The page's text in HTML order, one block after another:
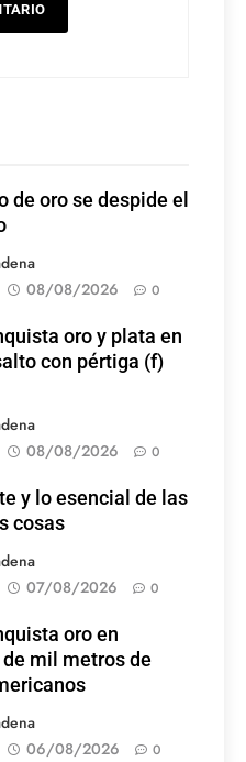
de oro se despide el
08/08/2026 0
oro y plata en
con pértiga (f)
08/08/2026 0
y lo esencial de las
cosas
07/08/2026 0
oro en
mil metros de
06/08/2026 0